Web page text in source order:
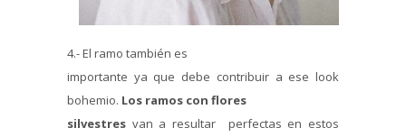
4.- El ramo también es
importante ya que debe contribuir a ese look
bohemio. Los ramos con flores
silvestres van a resultar perfectas en estos